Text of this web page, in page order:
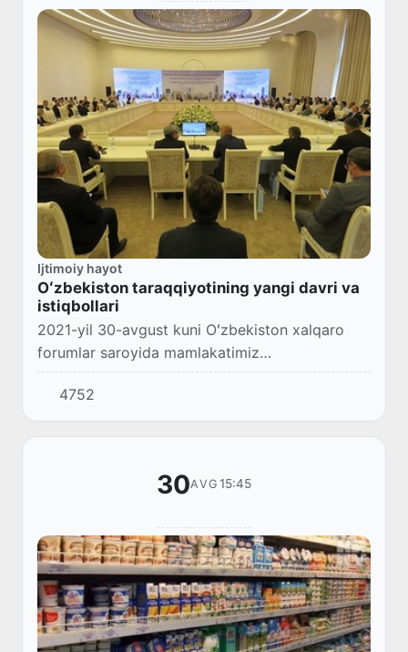
Ijtimoiy hayot
Oʻzbekiston taraqqiyotining yangi davri va
istiqbollari
2021-yil 30-avgust kuni Oʻzbekiston xalqaro
forumlar saroyida mamlakatimiz
mustaqilligining 30 yilligiga bagʻishlab
“Oʻzbekiston taraqqiyotining yangi davri va
istiqbollari” mavzus...
4752
30AVG 15:45